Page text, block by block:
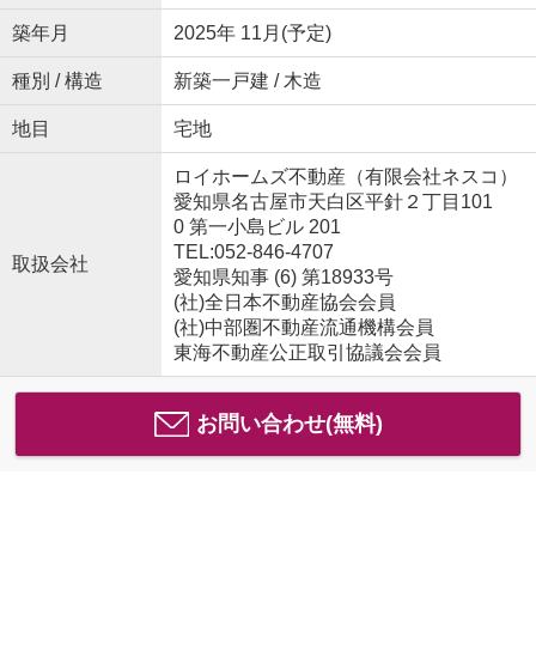
築年月 2025年 11月(予定)
種別 / 構造 新築一戸建 / 木造
地目 宅地
取扱会社
ロイホームズ不動産（有限会社ネスコ）
愛知県名古屋市天白区平針２丁目101
0 第一小島ビル 201
TEL:052-846-4707
愛知県知事 (6) 第18933号
(社)全日本不動産協会会員
(社)中部圏不動産流通機構会員
東海不動産公正取引協議会会員
お問い合わせ(無料)